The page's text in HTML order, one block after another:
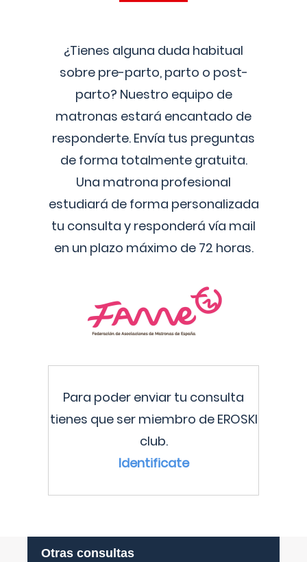
¿Tienes alguna duda habitual
sobre pre-parto, parto o post-
parto? Nuestro equipo de
matronas estará encantado de
responderte. Envía tus preguntas
de forma totalmente gratuita.
Una matrona profesional
estudiará de forma personalizada
tu consulta y responderá vía mail
en un plazo máximo de 72 horas.
Para poder enviar tu consulta
tienes que ser miembro de EROSKI
club.
Identificate
Otras consultas